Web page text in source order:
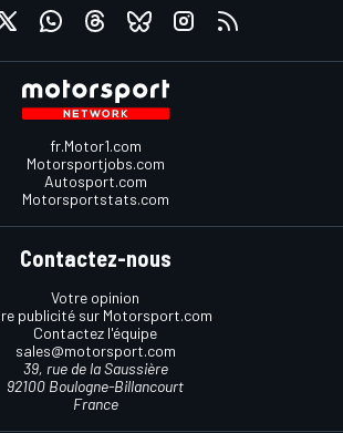
fr.Motor1.com
Motorsportjobs.com
Autosport.com
Motorsportstats.com
Contactez-nous
Votre opinion
publicité sur Motorsport.com
Contactez l'équipe
sales@motorsport.com
39, rue de la Saussière
92100 Boulogne-Billancourt
France